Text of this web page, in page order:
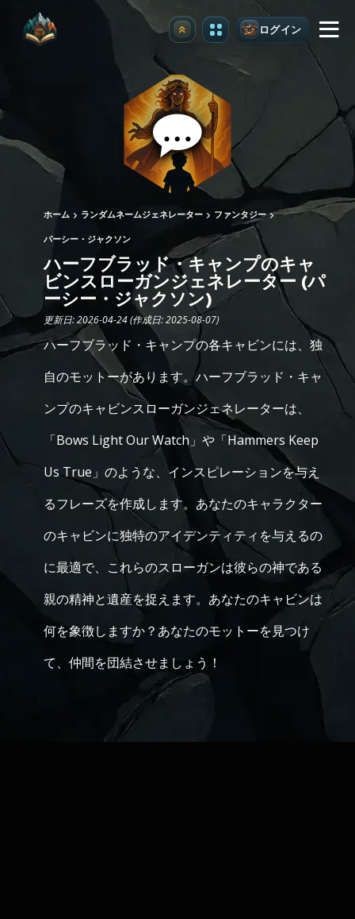
アップグレード ログイン
ホーム ランダムネームジェネレーター ファンタジー
パーシー・ジャクソン
ハーフブラッド・キャンプのキャ
ビンスローガンジェネレーター (パ
ーシー・ジャクソン)
更新日: 2026-04-24 (作成日: 2025-08-07)
ハーフブラッド・キャンプの各キャビンには、独
自のモットーがあります。ハーフブラッド・キャ
ンプのキャビンスローガンジェネレーターは、
「Bows Light Our Watch」や「Hammers Keep
Us True」のような、インスピレーションを与え
るフレーズを作成します。あなたのキャラクター
のキャビンに独特のアイデンティティを与えるの
に最適で、これらのスローガンは彼らの神である
親の精神と遺産を捉えます。あなたのキャビンは
何を象徴しますか？あなたのモットーを見つけ
て、仲間を団結させましょう！